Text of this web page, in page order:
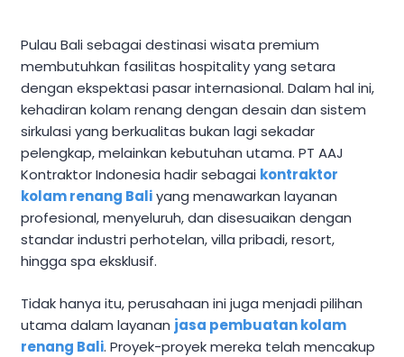
Pulau Bali sebagai destinasi wisata premium
membutuhkan fasilitas hospitality yang setara
dengan ekspektasi pasar internasional. Dalam hal ini,
kehadiran kolam renang dengan desain dan sistem
sirkulasi yang berkualitas bukan lagi sekadar
pelengkap, melainkan kebutuhan utama. PT AAJ
Kontraktor Indonesia hadir sebagai kontraktor
kolam renang Baliyang menawarkan layanan
profesional, menyeluruh, dan disesuaikan dengan
standar industri perhotelan, villa pribadi, resort,
hingga spa eksklusif.
Tidak hanya itu, perusahaan ini juga menjadi pilihan
utama dalam layanan jasa pembuatan kolam
renang Bali. Proyek-proyek mereka telah mencakup